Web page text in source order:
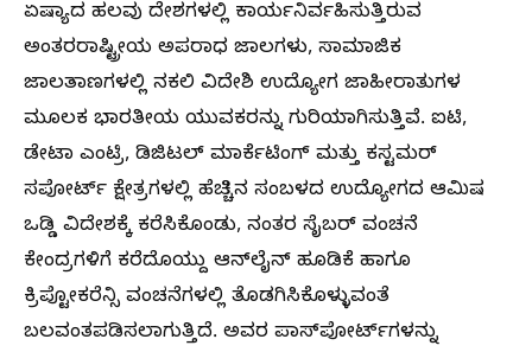
ಏಷ್ಯಾದ ಹಲವು ದೇಶಗಳಲ್ಲಿ ಕಾರ್ಯನಿರ್ವಹಿಸುತ್ತಿರುವ
ಅಂತರರಾಷ್ಟ್ರೀಯ ಅಪರಾಧ ಜಾಲಗಳು, ಸಾಮಾಜಿಕ
ಜಾಲತಾಣಗಳಲ್ಲಿ ನಕಲಿ ವಿದೇಶಿ ಉದ್ಯೋಗ ಜಾಹೀರಾತುಗಳ
ಮೂಲಕ ಭಾರತೀಯ ಯುವಕರನ್ನು ಗುರಿಯಾಗಿಸುತ್ತಿವೆ. ಐಟಿ,
ಡೇಟಾ ಎಂಟ್ರಿ, ಡಿಜಿಟಲ್ ಮಾರ್ಕೆಟಿಂಗ್ ಮತ್ತು ಕಸ್ಟಮರ್
ಸಪೋರ್ಟ್ ಕ್ಷೇತ್ರಗಳಲ್ಲಿ ಹೆಚ್ಚಿನ ಸಂಬಳದ ಉದ್ಯೋಗದ ಆಮಿಷ
ಒಡ್ಡಿ ವಿದೇಶಕ್ಕೆ ಕರೆಸಿಕೊಂಡು, ನಂತರ ಸೈಬರ್ ವಂಚನೆ
ಕೇಂದ್ರಗಳಿಗೆ ಕರೆದೊಯ್ದು ಆನ್‌ಲೈನ್ ಹೂಡಿಕೆ ಹಾಗೂ
ಕ್ರಿಪ್ಟೋಕರೆನ್ಸಿ ವಂಚನೆಗಳಲ್ಲಿ ತೊಡಗಿಸಿಕೊಳ್ಳುವಂತೆ
ಬಲವಂತಪಡಿಸಲಾಗುತ್ತಿದೆ. ಅವರ ಪಾಸ್‌ಪೋರ್ಟ್‌ಗಳನ್ನು